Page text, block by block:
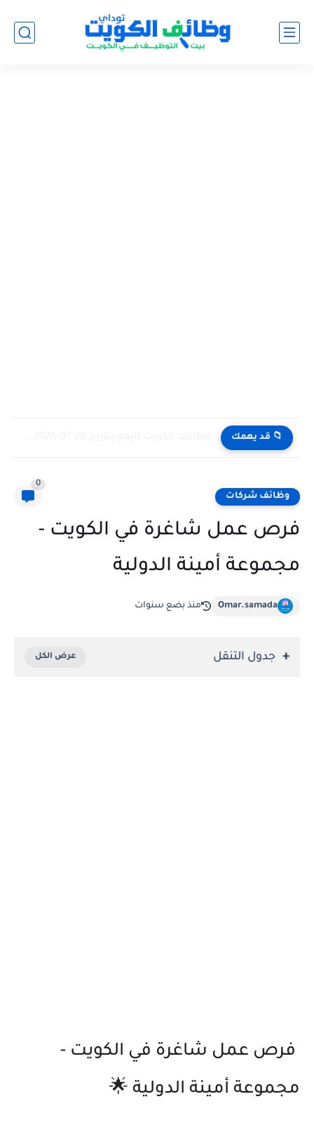
📁 قد يهمك
وظائف شركات
0
فرص عمل شاغرة في الكويت -
مجموعة أمينة الدولية
Omar.samada منذ بضع سنوات
جدول التنقل
فرص عمل شاغرة في الكويت -
مجموعة أمينة الدولية 🌟